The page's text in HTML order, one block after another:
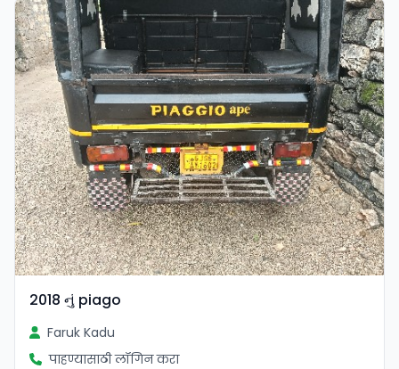
2018 નું piago
Faruk Kadu
पाहण्यासाठी लॉगिन करा